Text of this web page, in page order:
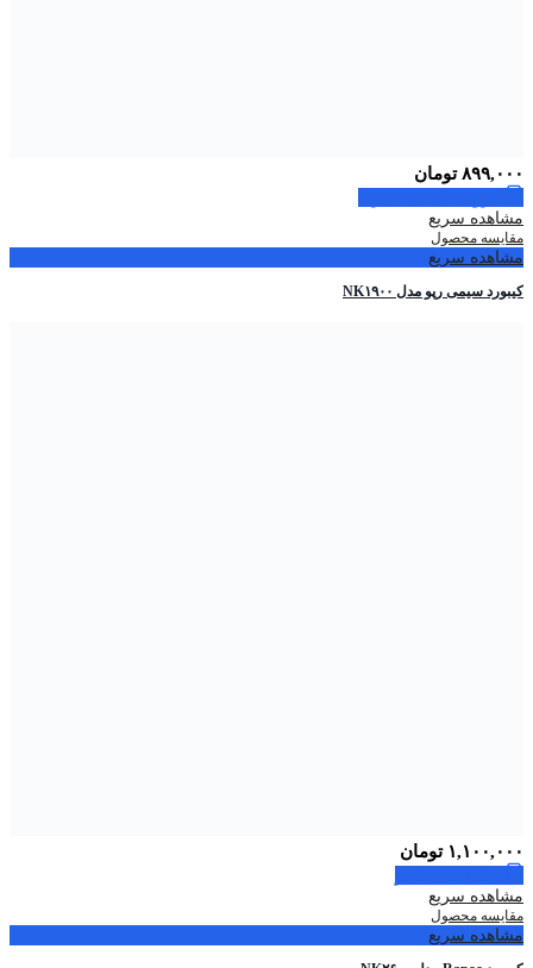
۸۹۹,۰۰۰ تومان
مشاهده سریع
مقایسه محصول
مشاهده سریع
کیبورد سیمی رپو مدل NK۱۹۰۰
۱,۱۰۰,۰۰۰ تومان
مشاهده سریع
مقایسه محصول
مشاهده سریع